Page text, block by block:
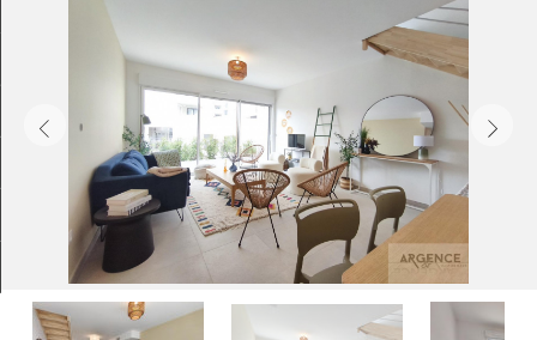
Contact
Recrutement
Mon compte
0